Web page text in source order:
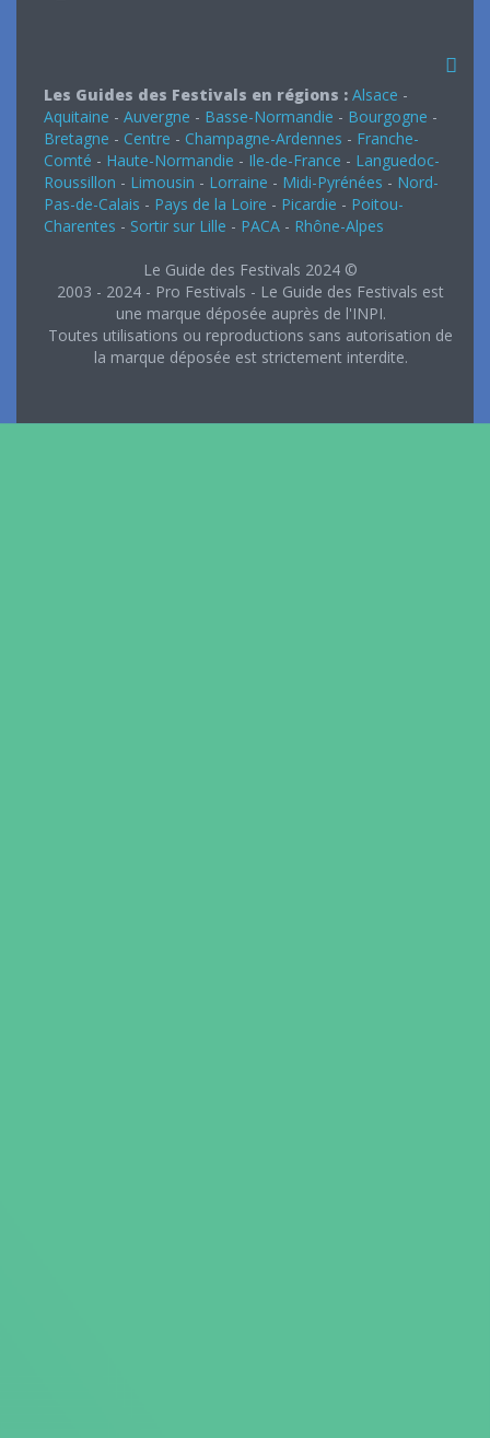
Les Guides des Festivals en régions : Alsace -
Aquitaine - Auvergne - Basse-Normandie - Bourgogne -
Bretagne - Centre - Champagne-Ardennes - Franche-
Comté - Haute-Normandie - Ile-de-France - Languedoc-
Roussillon - Limousin - Lorraine - Midi-Pyrénées - Nord-
Pas-de-Calais - Pays de la Loire - Picardie - Poitou-
Charentes - Sortir sur Lille - PACA - Rhône-Alpes
Le Guide des Festivals 2024 ©
2003 - 2024 - Pro Festivals - Le Guide des Festivals est
une marque déposée auprès de l'INPI.
Toutes utilisations ou reproductions sans autorisation de
la marque déposée est strictement interdite.